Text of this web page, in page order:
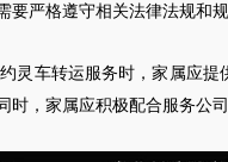
要严格遵守相关法律法规和
灵车转运服务时，家属应提
时，家属应积极配合服务公